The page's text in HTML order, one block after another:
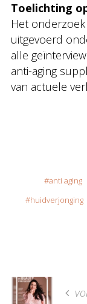
Toelichting
Het
uitgevoerd
alle
anti-aging
van actuele
anti aging
huidverjonging